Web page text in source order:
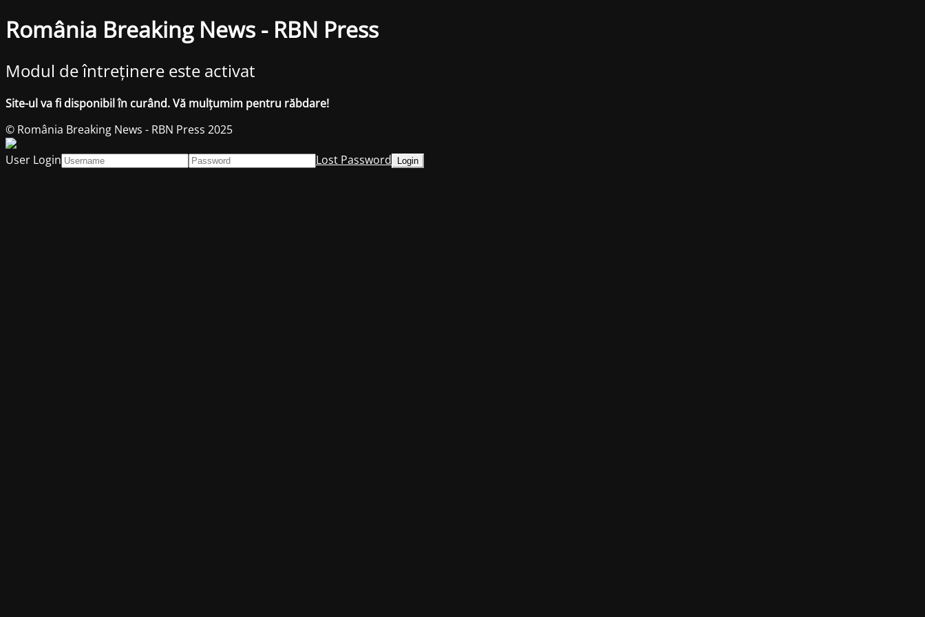
România Breaking News - RBN Press
Modul de întreținere este activat
Site-ul va fi disponibil în curând. Vă mulțumim pentru răbdare!
© România Breaking News - RBN Press 2025
User Login
Lost Password